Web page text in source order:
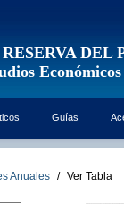
DEL
Económicos
Guías
Anuales / Ver Tabla